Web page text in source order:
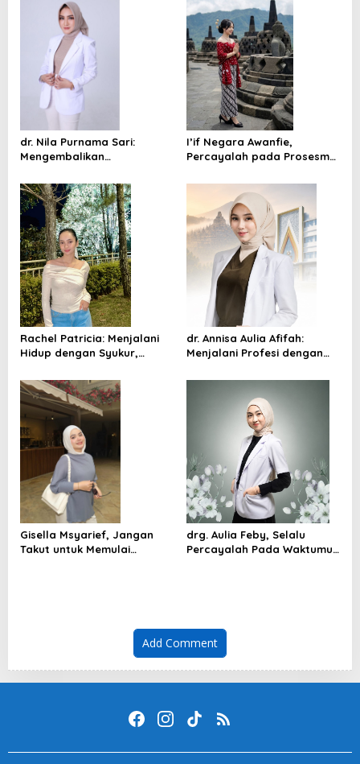
dr. Nila Purnama Sari:
Mengembalikan
Menghadirkan Versi Terbaik
Diri
I’if Negara Awanfie,
Percayalah pada Prosesmu,
Rachel Patricia: Menjalani
Hidup dengan Syukur,
Semangat untuk Terus
Bertumbuh
dr. Annisa Aulia Afifah:
Menjalani Profesi dengan
Empati
Gisella Msyarief, Jangan
Takut untuk Memulai
drg. Aulia Feby, Selalu
Percayalah Pada Waktumu
Add Comment